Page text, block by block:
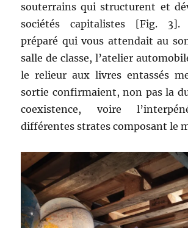
souterrains qui structurent et
sociétés capitalistes [Fig. 3].
préparé qui vous attendait au
salle de classe, l’atelier
le relieur aux livres entassés
sortie confirmaient, non pas la
coexistence, voire
différentes strates composant le